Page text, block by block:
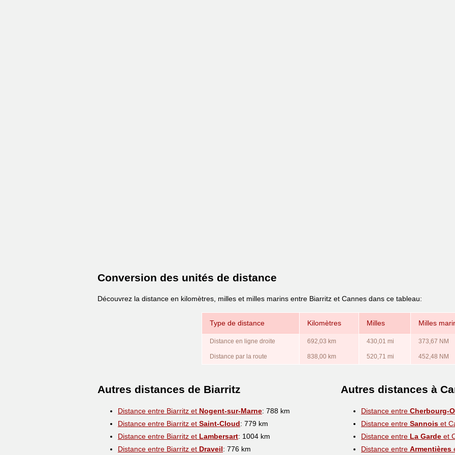
Conversion des unités de distance
Découvrez la distance en kilomètres, milles et milles marins entre Biarritz et Cannes dans ce tableau:
Type de distance Kilomètres Milles Milles
Distance en ligne droite 692,03 km 430,01 mi 373,67 NM
Distance par la route 838,00 km 520,71 mi 452,48 NM
Autres distances de Biarritz
Distance entre Biarritz et Nogent-sur-Marne: 788 km
Distance entre Biarritz et Saint-Cloud: 779 km
Distance entre Biarritz et Lambersart: 1004 km
Distance entre Biarritz et Draveil: 776 km
Autres distances à
Distance entre Cherbourg-
Distance entre Sannois et
Distance entre La Garde et
Distance entre Armentières